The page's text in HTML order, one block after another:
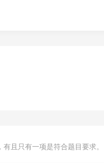
且只有一项是符合题目要求。